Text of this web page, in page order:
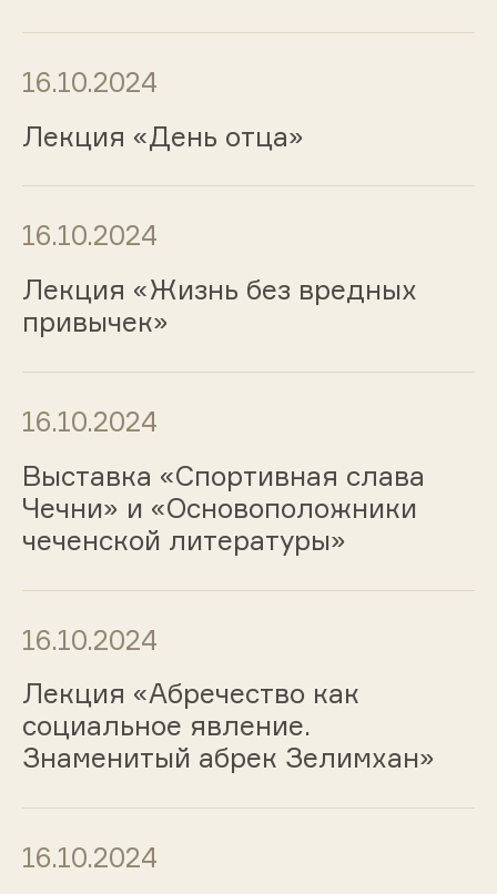
16.10.2024
Лекция «День отца»
16.10.2024
Лекция «Жизнь без вредных
привычек»
16.10.2024
Выставка «Спортивная слава
Чечни» и «Основоположники
чеченской литературы»
16.10.2024
Лекция «Абречество как
социальное явление.
Знаменитый абрек Зелимхан»
16.10.2024